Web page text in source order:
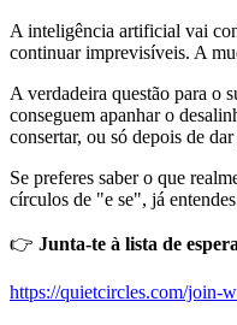
A inteligência artificial vai
continuar imprevisíveis. A
A verdadeira questão para o
conseguem apanhar o
consertar, ou só depois de
Se preferes saber o que
círculos de "e se", já
👉 Junta-te à lista de espera
https://quietcircles.com/join-